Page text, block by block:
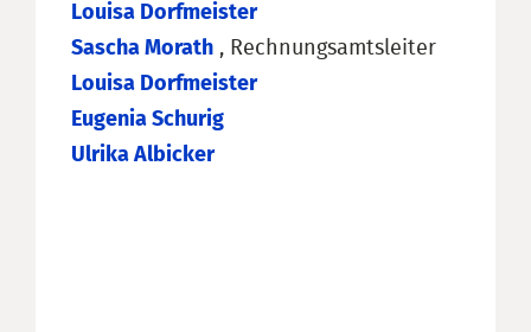
Louisa Dorfmeister
Sascha Morath , Rechnungsamtsleiter
Louisa Dorfmeister
Eugenia Schurig
Ulrika Albicker